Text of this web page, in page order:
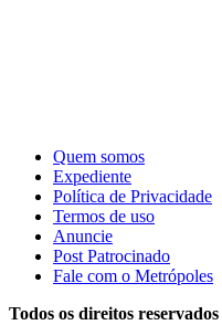
Quem somos
Expediente
Política de Privacidade
Termos de uso
Anuncie
Post Patrocinado
Fale com o Metrópoles
Todos os direitos reservados